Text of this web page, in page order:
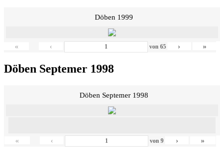
Döben 1999
« ‹ von 65 › »
Döben Septemer 1998
Döben Septemer 1998
« ‹ von9 › »